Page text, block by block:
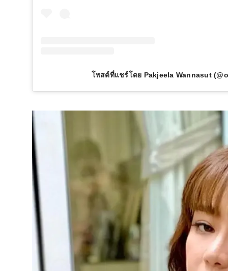
โพสต์ที่แชร์โดย Pakjeela Wannasut